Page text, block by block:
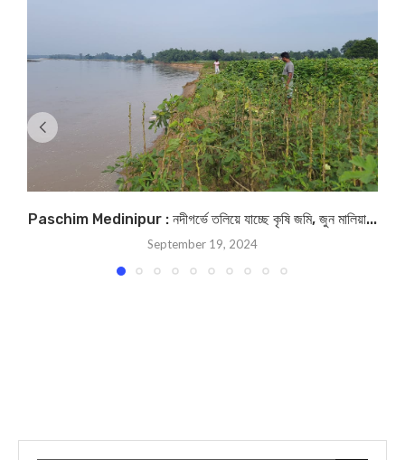
Paschim Medinipur : নদীগর্ভে তলিয়ে যাচ্ছে কৃষি জমি, জুন মালিয়া...
September 19, 2024